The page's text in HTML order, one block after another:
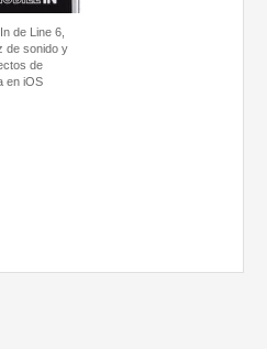
de Line 6,
de sonido y
de
en iOS